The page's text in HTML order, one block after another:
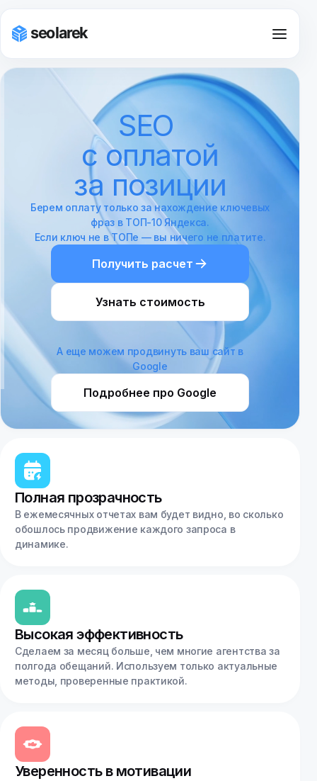
SEO по городам
Екатеринбург
Красноярск
Москва
Нижний Новгород
Омск
SEO
с оплатой
за позиции
Берем оплату только за нахождение ключевых
фраз в ТОП-10 Яндекса.
Если ключ не в ТОПе — вы ничего не платите.
Получить расчет
Узнать стоимость
А еще можем продвинуть ваш сайт в
Google
Подробнее про Google
Полная прозрачность
В ежемесячных отчетах вам будет видно, во сколько
обошлось продвижение каждого запроса в
динамике.
Высокая эффективность
Сделаем за месяц больше, чем многие агентства за
полгода обещаний. Используем только актуальные
методы, проверенные практикой.
Уверенность в мотивации